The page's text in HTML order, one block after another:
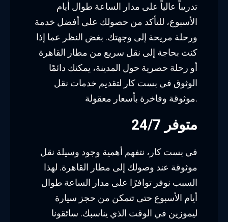
تدريباً عالياً على مدار الساعة طوال أيام
الأسبوع، للتأكد من حصولك على أفضل خدمة
ورحلة مريحة إلى وجهتك. بغض النظر عما إذا
كنت بحاجة إلى نقل سريع من مطار القاهرة
أو رحلة حصرية حول المدينة، يمكنك دائمًا
الوثوق في بست كار لتقديم خدمات نقل
موثوقة وفاخرة بأسعار معقولة.
متوفر 24/7
في بست كار، نتفهم أهمية وجود وسيلة نقل
موثوقة عند وصولك إلى مطار القاهرة. لهذا
السبب نوفر توافرًا على مدار الساعة طوال
أيام الأسبوع حتى تتمكن من حجز سيارة
ليموزين في الوقت الذي يناسبك. سائقونا